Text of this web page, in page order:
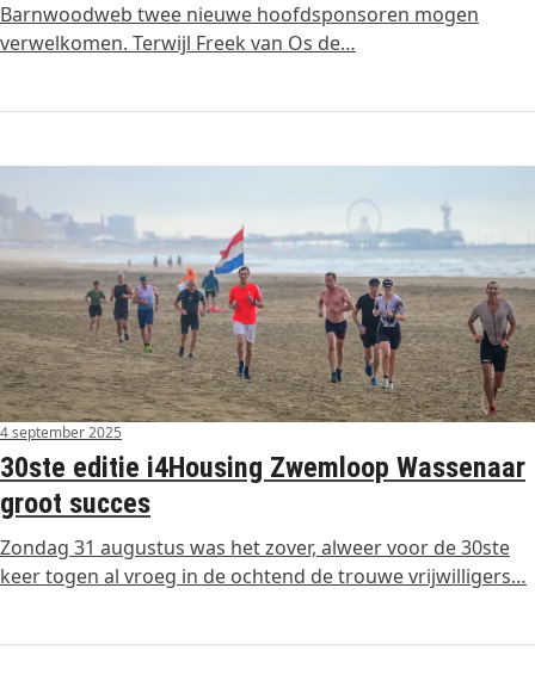
Barnwoodweb twee nieuwe hoofdsponsoren mogen
verwelkomen. Terwijl Freek van Os de…
4 september 2025
30ste editie i4Housing Zwemloop Wassenaar
groot succes
Zondag 31 augustus was het zover, alweer voor de 30ste
keer togen al vroeg in de ochtend de trouwe vrijwilligers…